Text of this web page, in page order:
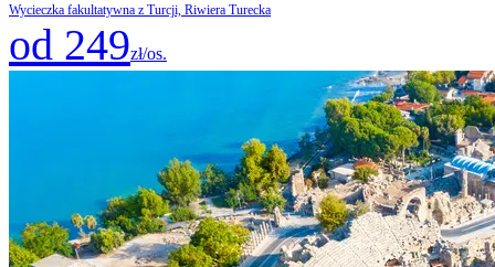
Wycieczka fakultatywna z Turcji, Riwiera Turecka
od 249zł/os.